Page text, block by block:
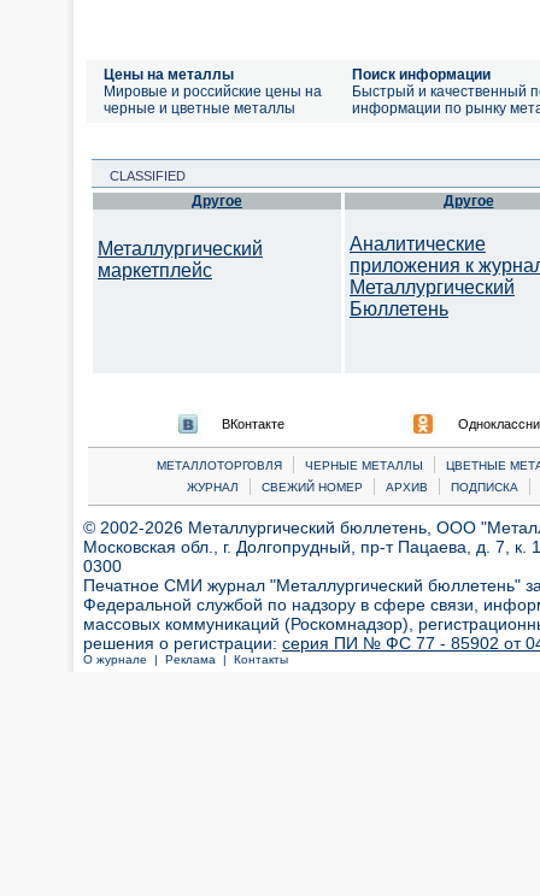
Цены на металлы
Мировые и российские цены на
черные и цветные металлы
Поиск информации
Быстрый и качественный
информации по рынку
CLASSIFIED
Другое
Металлургический
маркетплейс
Другое
Аналитические
приложения к
Металлургический
Бюллетень
ВКонтакте
МЕТАЛЛОТОРГОВЛЯ | ЧЕРНЫЕ МЕТАЛЛЫ |
ЦВЕТНЫЕ
ЖУРНАЛ
| СВЕЖИЙ НОМЕР | АРХИВ | ПОДПИСКА |
© 2002-2026 Металлургический бюллетень, ООО
Московская обл., г. Долгопрудный, пр-т Пацаева, д. 7,
0300
Печатное СМИ журнал "Металлургический бюллетень"
Федеральной службой по надзору в сфере связи,
массовых коммуникаций (Роскомнадзор),
решения о регистрации: серия ПИ № ФС 77 - 85902 от 04
О журнале | Реклама | Контакты